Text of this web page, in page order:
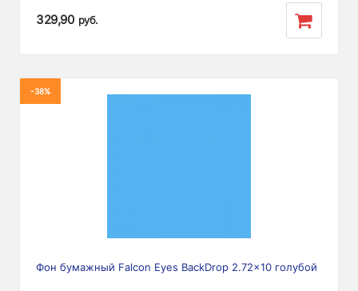
329,90 руб.
-38%
Фон бумажный Falcon Eyes BackDrop 2.72x10 голубой